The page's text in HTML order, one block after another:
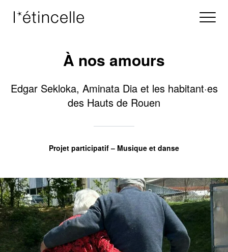
À nos amours
Edgar Sekloka, Aminata Dia et les habitant·es
des Hauts de Rouen
Projet participatif – Musique et danse